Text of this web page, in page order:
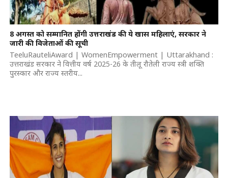
8 अगस्त को सम्मानित होंगी उत्तराखंड की ये खास महिलाएं, सरकार ने
जारी की विजेताओं की सूची
TeeluRauteliAward | WomenEmpowerment | Uttarakhand :
उत्तराखंड सरकार ने वित्तीय वर्ष 2025-26 के तीलू रौतेली राज्य स्त्री शक्ति
पुरस्कार और राज्य स्तरीय...